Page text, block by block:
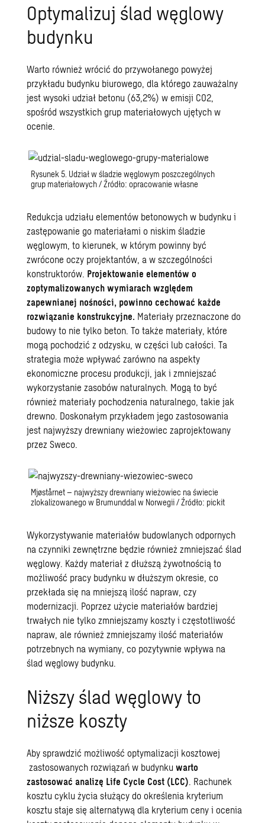
Optymalizuj ślad węglowy
budynku
Warto również wrócić do przywołanego powyżej
przykładu budynku biurowego, dla którego zauważalny
jest wysoki udział betonu (63,2%) w emisji CO2,
spośród wszystkich grup materiałowych ujętych w
ocenie.
Rysunek 5. Udział w śladzie węglowym poszczególnych
grup materiałowych / Źródło: opracowanie własne
Redukcja udziału elementów betonowych w budynku i
zastępowanie go materiałami o niskim śladzie
węglowym, to kierunek, w którym powinny być
zwrócone oczy projektantów, a w szczególności
konstruktorów. Projektowanie elementów o
zoptymalizowanych wymiarach względem
zapewnianej nośności, powinno cechować każde
rozwiązanie konstrukcyjne. Materiały przeznaczone do
budowy to nie tylko beton. To także materiały, które
mogą pochodzić z odzysku, w części lub całości. Ta
strategia może wpływać zarówno na aspekty
ekonomiczne procesu produkcji, jak i zmniejszać
wykorzystanie zasobów naturalnych. Mogą to być
również materiały pochodzenia naturalnego, takie jak
drewno. Doskonałym przykładem jego zastosowania
jest najwyższy drewniany wieżowiec zaprojektowany
przez Sweco.
Mjøstårnet – najwyższy drewniany wieżowiec na świecie
zlokalizowanego w Brumunddal w Norwegii / Źródło: pickit
Wykorzystywanie materiałów budowlanych odpornych
na czynniki zewnętrzne będzie również zmniejszać ślad
węglowy. Każdy materiał z dłuższą żywotnością to
możliwość pracy budynku w dłuższym okresie, co
przekłada się na mniejszą ilość napraw, czy
modernizacji. Poprzez użycie materiałów bardziej
trwałych nie tylko zmniejszamy koszty i częstotliwość
napraw, ale również zmniejszamy ilość materiałów
potrzebnych na wymiany, co pozytywnie wpływa na
ślad węglowy budynku.
Niższy ślad węglowy to
niższe koszty
Aby sprawdzić możliwość optymalizacji kosztowej
zastosowanych rozwiązań w budynkuwarto
zastosować analizę Life Cycle Cost (LCC). Rachunek
kosztu cyklu życia służący do określenia kryterium
kosztu staje się alternatywą dla kryterium ceny i ocenia